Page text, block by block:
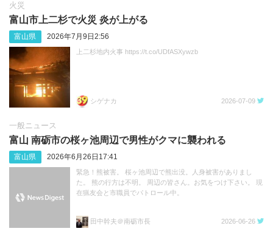
火災
富山市上二杉で火災 炎が上がる
富山県 2026年7月9日2:56
上二杉地内火事 https://t.co/UDfASXywzb
シゲナカ 2026-07-09
一般ニュース
富山 南砺市の桜ヶ池周辺で男性がクマに襲われる
富山県 2026年6月26日17:41
緊急！熊被害。 桜ヶ池周辺で熊出没。人身被害がありまし
た。 熊の行方は不明。 周辺の皆さん。お気をつけ下さい。 現
在猟友会と市職員でパトロール中。
田中幹夫＠南砺市長 2026-06-26